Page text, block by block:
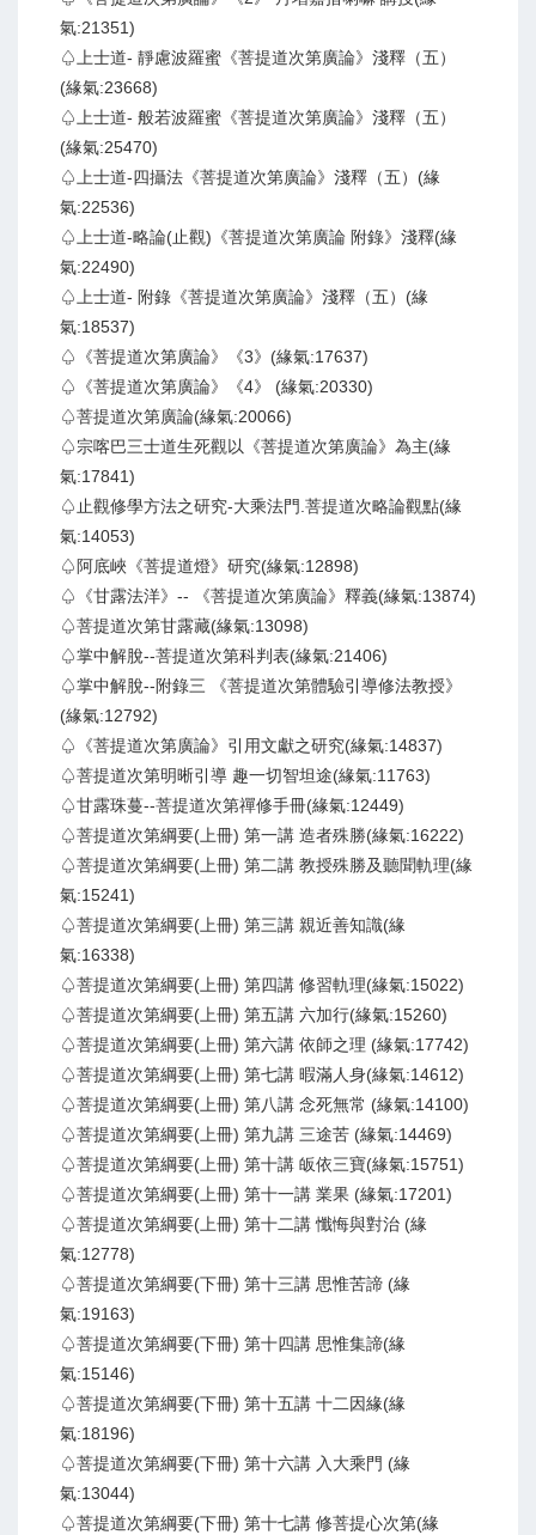
氣:21351)
♤上士道- 靜慮波羅蜜《菩提道次第廣論》淺釋（五）
(緣氣:23668)
♤上士道- 般若波羅蜜《菩提道次第廣論》淺釋（五）
(緣氣:25470)
♤上士道-四攝法《菩提道次第廣論》淺釋（五）(緣
氣:22536)
♤上士道-略論(止觀)《菩提道次第廣論 附錄》淺釋(緣
氣:22490)
♤上士道- 附錄《菩提道次第廣論》淺釋（五）(緣
氣:18537)
♤《菩提道次第廣論》《3》(緣氣:17637)
♤《菩提道次第廣論》《4》 (緣氣:20330)
♤菩提道次第廣論(緣氣:20066)
♤宗喀巴三士道生死觀以《菩提道次第廣論》為主(緣
氣:17841)
♤止觀修學方法之研究-大乘法門.菩提道次略論觀點(緣
氣:14053)
♤阿底峽《菩提道燈》研究(緣氣:12898)
♤《甘露法洋》-- 《菩提道次第廣論》釋義(緣氣:13874)
♤菩提道次第甘露藏(緣氣:13098)
♤掌中解脫--菩提道次第科判表(緣氣:21406)
♤掌中解脫--附錄三 《菩提道次第體驗引導修法教授》
(緣氣:12792)
♤《菩提道次第廣論》引用文獻之研究(緣氣:14837)
♤菩提道次第明晰引導 趣一切智坦途(緣氣:11763)
♤甘露珠蔓--菩提道次第禪修手冊(緣氣:12449)
♤菩提道次第綱要(上冊) 第一講 造者殊勝(緣氣:16222)
♤菩提道次第綱要(上冊) 第二講 教授殊勝及聽聞軌理(緣
氣:15241)
♤菩提道次第綱要(上冊) 第三講 親近善知識(緣
氣:16338)
♤菩提道次第綱要(上冊) 第四講 修習軌理(緣氣:15022)
♤菩提道次第綱要(上冊) 第五講 六加行(緣氣:15260)
♤菩提道次第綱要(上冊) 第六講 依師之理 (緣氣:17742)
♤菩提道次第綱要(上冊) 第七講 暇滿人身(緣氣:14612)
♤菩提道次第綱要(上冊) 第八講 念死無常 (緣氣:14100)
♤菩提道次第綱要(上冊) 第九講 三途苦 (緣氣:14469)
♤菩提道次第綱要(上冊) 第十講 皈依三寶(緣氣:15751)
♤菩提道次第綱要(上冊) 第十一講 業果 (緣氣:17201)
♤菩提道次第綱要(上冊) 第十二講 懺悔與對治 (緣
氣:12778)
♤菩提道次第綱要(下冊) 第十三講 思惟苦諦 (緣
氣:19163)
♤菩提道次第綱要(下冊) 第十四講 思惟集諦(緣
氣:15146)
♤菩提道次第綱要(下冊) 第十五講 十二因緣(緣
氣:18196)
♤菩提道次第綱要(下冊) 第十六講 入大乘門 (緣
氣:13044)
♤菩提道次第綱要(下冊) 第十七講 修菩提心次第(緣